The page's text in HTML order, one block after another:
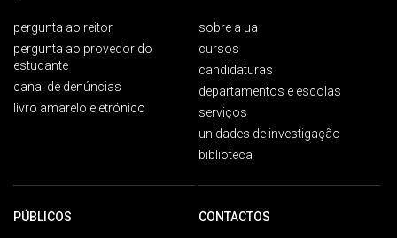
pergunta ao reitor
pergunta ao provedor do
estudante
canal de denúncias
livro amarelo eletrónico
sobre a ua
cursos
candidaturas
departamentos e escolas
serviços
unidades de investigação
biblioteca
PÚBLICOS CONTACTOS